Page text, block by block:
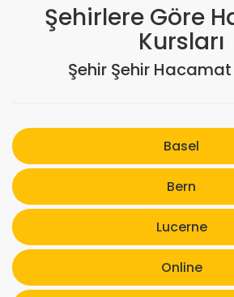
Şehirlere Göre
Kursları
Şehir Şehir Hacamat
Basel
Bern
Lucerne
Online